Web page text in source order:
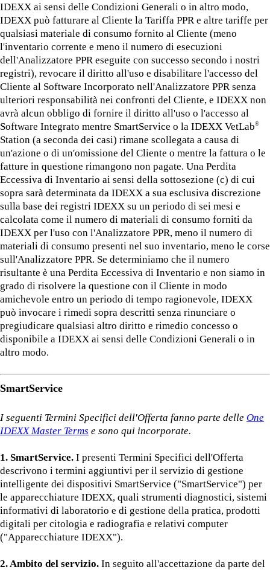
IDEXX ai sensi delle Condizioni Generali o in altro modo,
IDEXX può fatturare al Cliente la Tariffa PPR e altre tariffe per
qualsiasi materiale di consumo fornito al Cliente (meno
l'inventario corrente e meno il numero di esecuzioni
dell'Analizzatore PPR eseguite con successo secondo i nostri
registri), revocare il diritto all'uso e disabilitare l'accesso del
Cliente al Software Incorporato nell'Analizzatore PPR senza
ulteriori responsabilità nei confronti del Cliente, e IDEXX non
avrà alcun obbligo di fornire il diritto all'uso o l'accesso al
Software Integrato mentre SmartService o la IDEXX VetLab®
Station (a seconda dei casi) rimane scollegata a causa di
un'azione o di un'omissione del Cliente o mentre la fattura o le
fatture in questione rimangono non pagate. Una Perdita
Eccessiva di Inventario ai sensi della sottosezione (c) di cui
sopra sarà determinata da IDEXX a sua esclusiva discrezione
sulla base dei registri IDEXX su un periodo di sei mesi e
calcolata come il numero di materiali di consumo forniti da
IDEXX per l'uso con l'Analizzatore PPR, meno il numero di
materiali di consumo presenti nel suo inventario, meno le corse
sull'Analizzatore PPR. Se determiniamo che il numero
risultante è una Perdita Eccessiva di Inventario e non siamo in
grado di risolvere la questione con il Cliente in modo
amichevole entro un periodo di tempo ragionevole, IDEXX
può invocare i rimedi sopra descritti senza rinunciare o
pregiudicare qualsiasi altro diritto e rimedio concesso o
disponibile a IDEXX ai sensi delle Condizioni Generali o in
altro modo.
SmartService
I seguenti Termini Specifici dell'Offerta fanno parte delle One
IDEXX Master Terms e sono qui incorporate.
1. SmartService. I presenti Termini Specifici dell'Offerta
descrivono i termini aggiuntivi per il servizio di gestione
intelligente dei dispositivi SmartService ("SmartService") per
le apparecchiature IDEXX, quali strumenti diagnostici, sistemi
informativi di laboratorio e di gestione della pratica, prodotti
digitali per citologia e radiografia e relativi computer
("Apparecchiature IDEXX").
2. Ambito del servizio. In seguito all'accettazione da parte del